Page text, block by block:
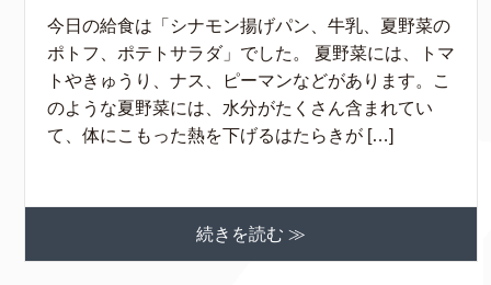
今日の給食は「シナモン揚げパン、牛乳、夏野菜の
ポトフ、ポテトサラダ」でした。 夏野菜には、トマ
トやきゅうり、ナス、ピーマンなどがあります。こ
のような夏野菜には、水分がたくさん含まれてい
て、体にこもった熱を下げるはたらきが […]
続きを読む ≫